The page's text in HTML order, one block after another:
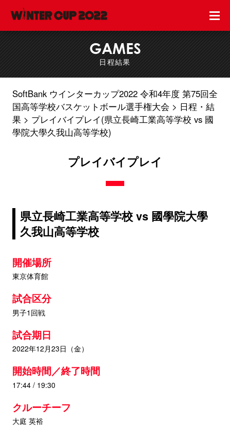
GAMES
日程結果
SoftBank ウインターカップ2022 令和4年度 第75回全
国高等学校バスケットボール選手権大会
日程・結
果
プレイバイプレイ(県立長崎工業高等学校 vs 國
學院大學久我山高等学校)
プレイバイプレイ
県立長崎工業高等学校 vs 國學院大學
久我山高等学校
開催場所
東京体育館
試合区分
男子1回戦
試合期日
2022年12月23日（金）
開始時間／終了時間
17:44 / 19:30
クルーチーフ
大庭 英裕